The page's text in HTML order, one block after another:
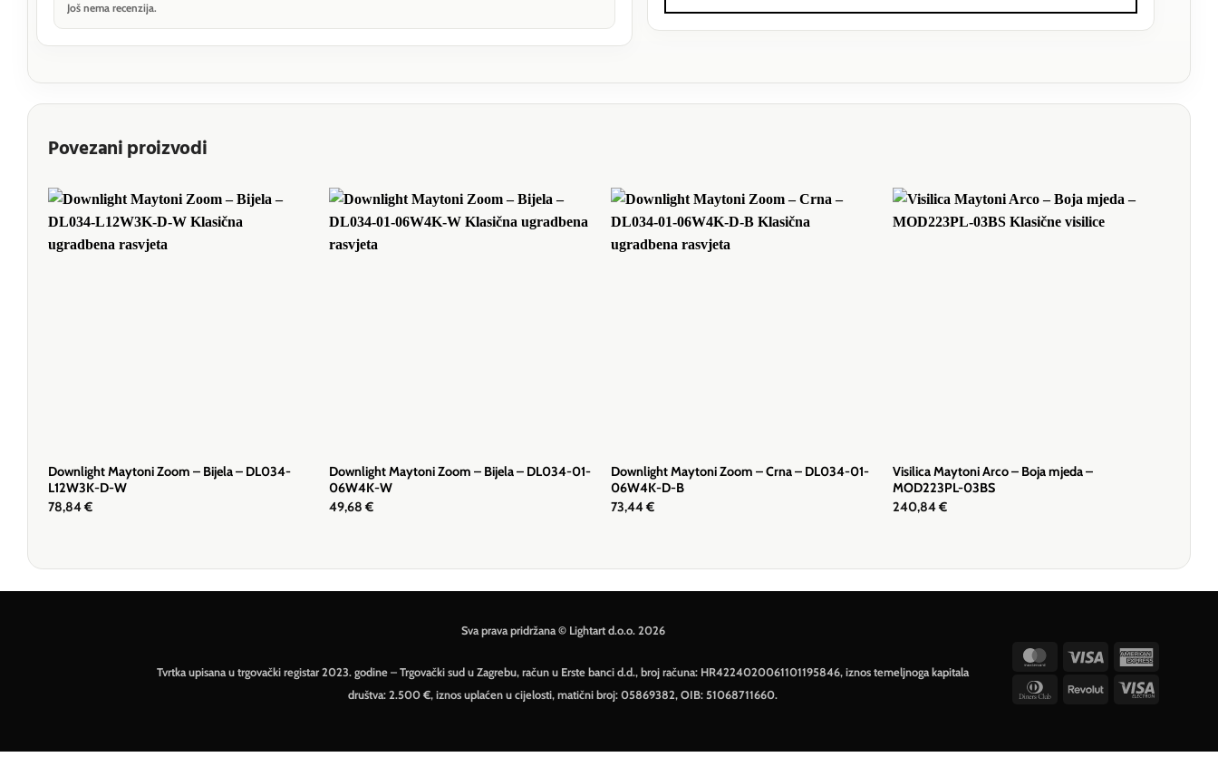
Još nema recenzija.
Povezani proizvodi
Downlight Maytoni Zoom – Bijela – DL034-
L12W3K-D-W
78,84€
Downlight Maytoni Zoom – Bijela – DL034-01-
06W4K-W
49,68€
Downlight Maytoni Zoom – Crna – DL034-01-
06W4K-D-B
73,44€
Visilica Maytoni Arco – Boja mjeda –
MOD223PL-03BS
240,84€
Sva prava pridržana © Lightart d.o.o. 2026
Tvrtka upisana u trgovački registar 2023. godine – Trgovački sud u Zagrebu, račun u Erste banci d.d., broj računa: HR4224020061101195846, iznos temeljnoga kapitala
društva: 2.500 €, iznos uplaćen u cijelosti, matični broj: 05869382, OIB: 51068711660.
MasterCard
Visa
DinnersRevolutVisa